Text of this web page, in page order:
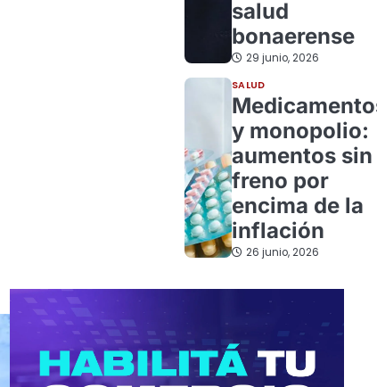
salud
bonaerense
29 junio, 2026
SALUD
y monopolio:
aumentos sin
freno por
encima de la
inflación
26 junio, 2026